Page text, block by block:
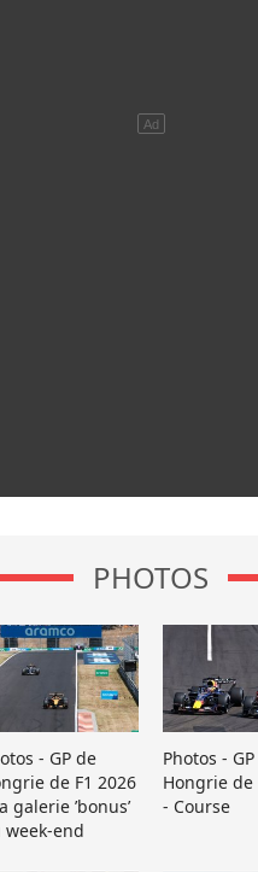
PHOTOS
- GP de
de F1 2026
galerie ’bonus’
week-end
Photos -
Hongrie de
- Course